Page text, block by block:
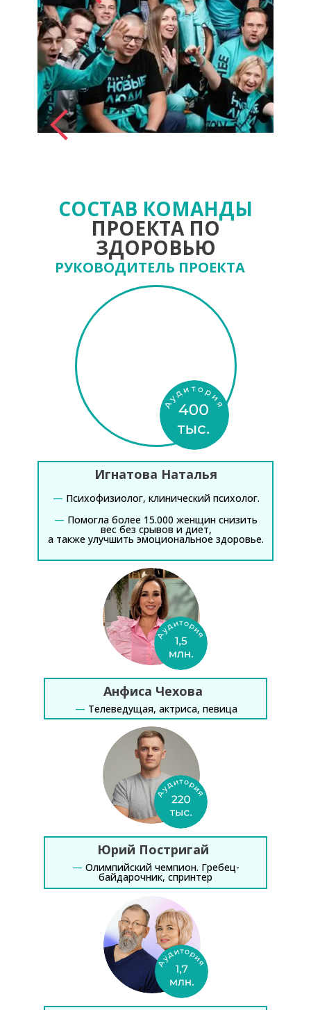
СОСТАВ КОМАНДЫ
ПРОЕКТА ПО
ЗДОРОВЬЮ
Анфиса Чехова
— Телеведущая, актриса, певица
Юрий Постригай
— Олимпийский чемпион. Гребец-
байдарочник, спринтер
Игнатова Наталья
— Помогла более 15.000 женщин снизить
вес без срывов и диет,
а также улучшить эмоциональное здоровье.
— Психофизиолог, клинический психолог.
РУКОВОДИТЕЛЬ ПРОЕКТА